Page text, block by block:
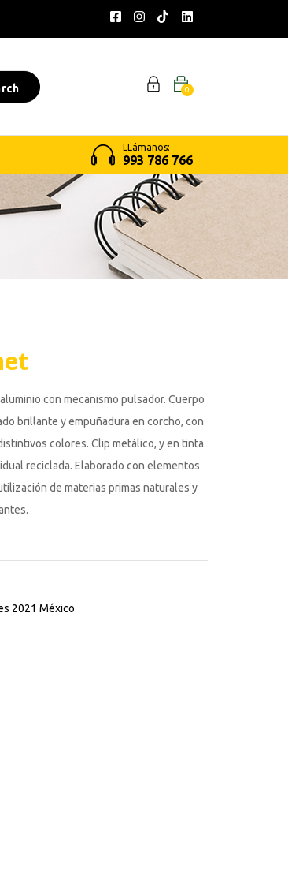
0
LLámanos:
993 786 766
con mecanismo pulsador. Cuerpo
brillante y empuñadura en corcho, con
colores. Clip metálico, y en tinta
reciclada. Elaborado con elementos
de materias primas naturales y
2021 México